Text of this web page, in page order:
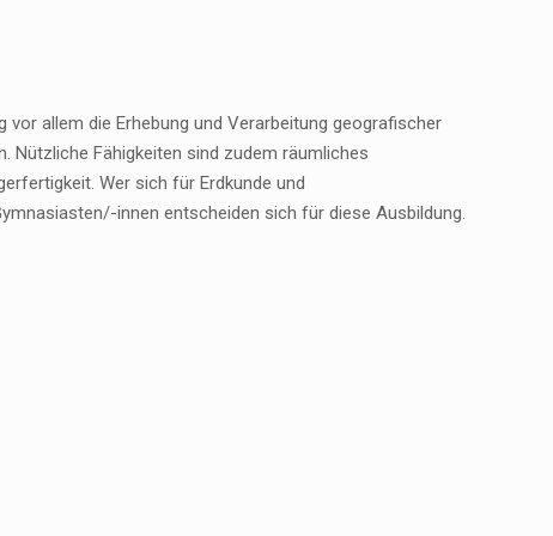
allem die Erhebung und Verarbeitung geografischer
Nützliche Fähigkeiten sind zudem räumliches
Wer sich für Erdkunde und
innen entscheiden sich für diese Ausbildung.